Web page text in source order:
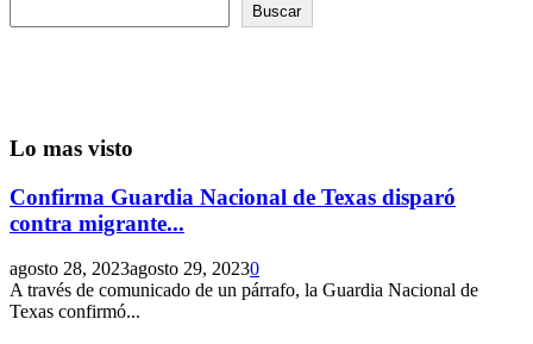
Buscar
Lo mas visto
Confirma Guardia Nacional de Texas disparó
contra migrante...
agosto 28, 2023agosto 29, 20230
A través de comunicado de un párrafo, la Guardia Nacional de
Texas confirmó...